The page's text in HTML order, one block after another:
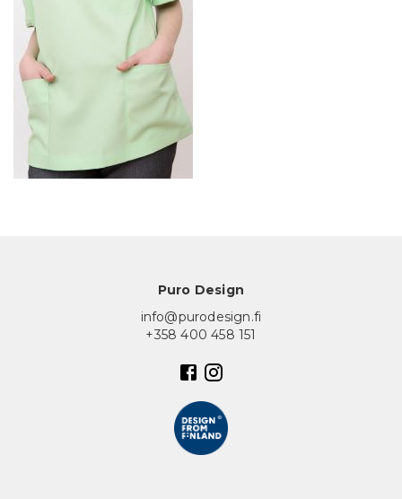
In English
Puro Design
info@purodesign.fi
+358 400 458 151